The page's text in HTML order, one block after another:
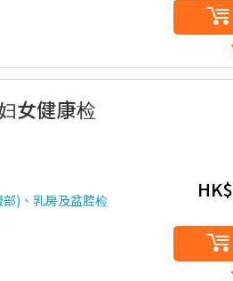
女健康检
)、乳房及盆腔检
HK$